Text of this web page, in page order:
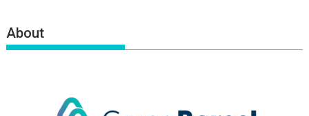
About